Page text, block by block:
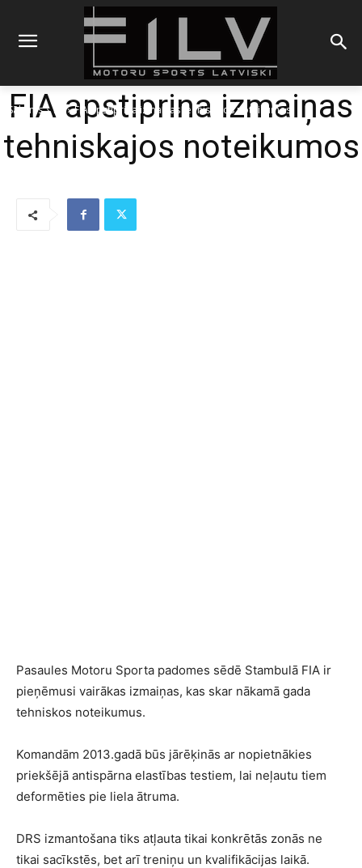
Sākums F1 FIA apstiprina izmaiņas tehniskajos noteikumos
FIA apstiprina izmaiņas
tehniskajos noteikumos
Pasaules Motoru Sporta padomes sēdē Stambulā FIA ir
pieņēmusi vairākas izmaiņas, kas skar nākamā gada
tehniskos noteikumus.
Komandām 2013.gadā būs jārēķinās ar nopietnākies
priekšējā antispārna elastības testiem, lai neļautu tiem
deformēties pie liela ātruma.
DRS izmantošana tiks atļauta tikai konkrētās zonās ne
tikai sacīkstēs, bet arī treniņu un kvalifikācijas laikā.